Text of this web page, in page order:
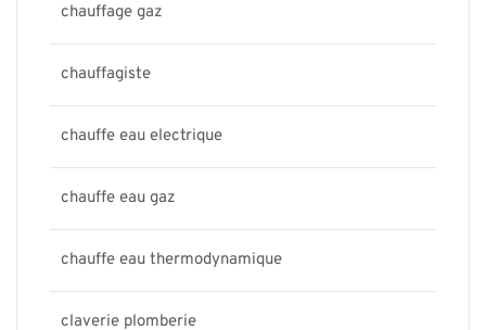
chauffage gaz
chauffagiste
chauffe eau electrique
chauffe eau gaz
chauffe eau thermodynamique
claverie plomberie